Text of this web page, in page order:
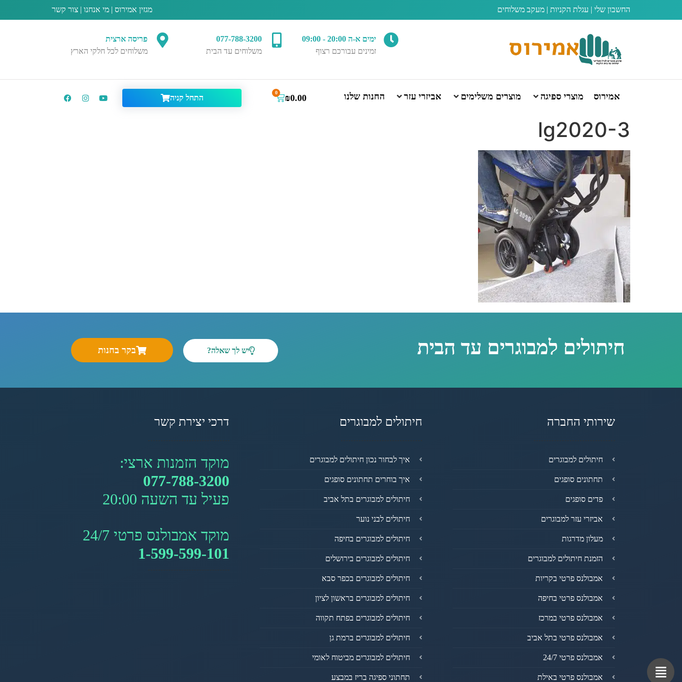
החשבון שלי | עגלת הקניות | מעקב משלוחים מגזין אמירוס | מי אנחנו | צור קשר
ימים א-ה 20:00 - 09:00
זמינים עבורכם רצוף
077-788-3200
משלוחים עד הבית
פריסה ארצית
משלוחים לכל חלקי הארץ
אמירוס מוצרי ספיגה מוצרים משלימים אביזרי עזר החנות שלנו ₪0.00
0
התחל קניה
lg2020-3
חיתולים למבוגרים עד הבית יש לך שאלה? בקר בחנות
שירותי החברה
חיתולים למבוגרים
תחתונים סופגים
פדים סופגים
אביזרי עזר למבוגרים
מעלון מדרגות
הזמנת חיתולים למבוגרים
אמבולנס פרטי בקריות
אמבולנס פרטי בחיפה
אמבולנס פרטי במרכז
אמבולנס פרטי בתל אביב
אמבולנס פרטי 24/7
אמבולנס פרטי באילת
חיתולים למבוגרים
איך לבחור נכון חיתולים למבוגרים
איך בוחרים תחתונים סופגים
חיתולים למבוגרים בתל אביב
חיתולים לבני נוער
חיתולים למבוגרים בחיפה
חיתולים למבוגרים בירושלים
חיתולים למבוגרים בכפר סבא
חיתולים למבוגרים בראשון לציון
חיתולים למבוגרים בפתח תקווה
חיתולים למבוגרים ברמת גן
חיתולים למבוגרים מביטוח לאומי
תחתוני ספיגה בריז במבצע
דרכי יצירת קשר
מוקד הזמנות ארצי:
077-788-3200
פעיל עד השעה 20:00
מוקד אמבולנס פרטי 24/7
1-599-599-101